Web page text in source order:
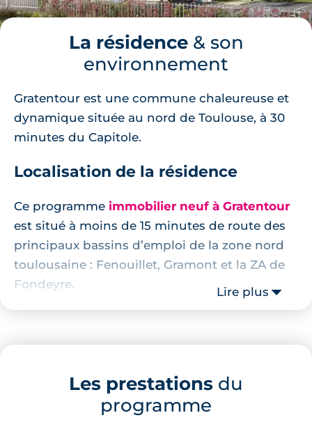
La résidence& son
environnement
Gratentour est une commune chaleureuse et
dynamique située au nord de Toulouse, à 30
minutes du Capitole.
Localisation de la résidence
Ce programme immobilier neuf à Gratentour
est situé à moins de 15 minutes de route des
principaux bassins d’emploi de la zone nord
toulousaine : Fenouillet, Gramont et la ZA de
Fondeyre.
moins de 15 minutes, la médiathèque, la
mairie, la Poste, les commerces de bouche et
les écoles de la maternelle à l’école
Lire plus
Les prestations du
programme